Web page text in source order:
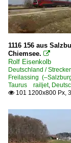
Kohle-,
RailJet
1116 156 aus
Chiemsee. 
Rolf Eisenkolb
Deutschland /
Freilassing
Taurus railjet,
 101 1200x800 Px,